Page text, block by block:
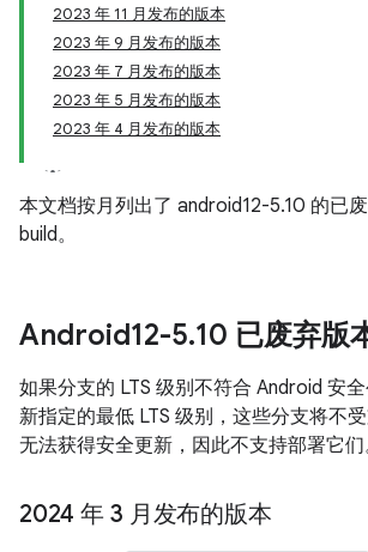
2023 年 11 月发布的版本
2023 年 9 月发布的版本
2023 年 7 月发布的版本
2023 年 5 月发布的版本
2023 年 4 月发布的版本
本文档按月列出了 android12-5.10 的已
build。
Android12-5.10 已废弃版
如果分支的 LTS 级别不符合 Android 安
新指定的最低 LTS 级别，这些分支将不
无法获得安全更新，因此不支持部署它们
2024 年 3 月发布的版本